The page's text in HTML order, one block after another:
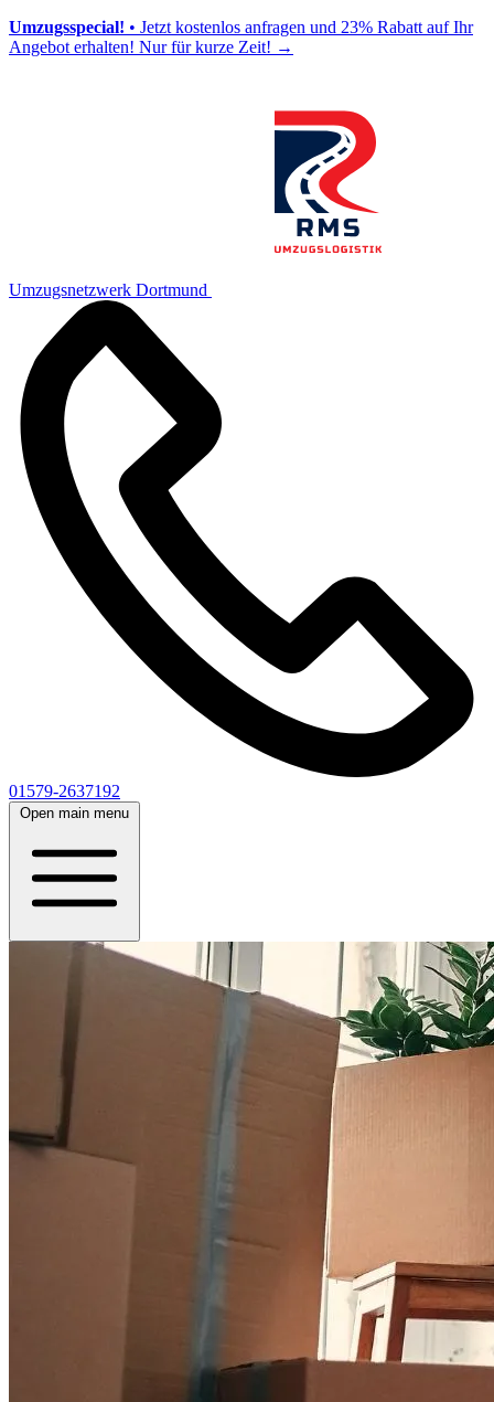
Umzugsspecial! • Jetzt kostenlos anfragen und 23% Rabatt auf Ihr
Angebot erhalten! Nur für kurze Zeit! →
Umzugsnetzwerk Dortmund
01579-2637192
Open main menu